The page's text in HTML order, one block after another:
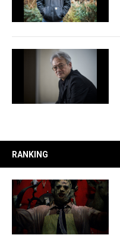
RANKING